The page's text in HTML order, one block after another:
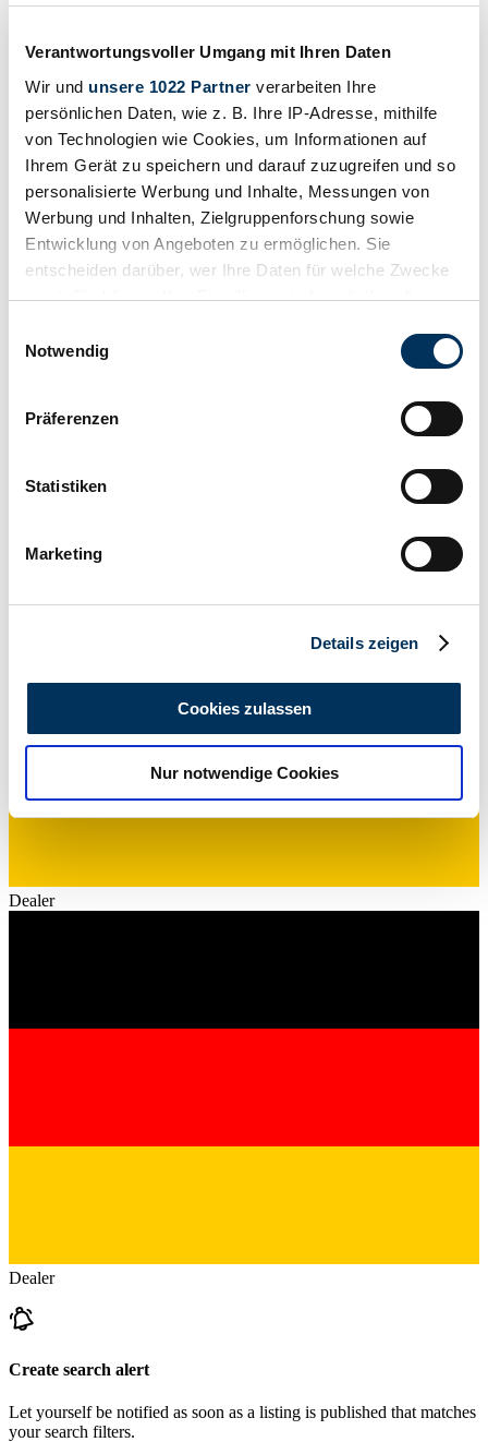
Verantwortungsvoller Umgang mit Ihren Daten
Wir und unsere 1022 Partner verarbeiten Ihre
persönlichen Daten, wie z. B. Ihre IP-Adresse, mithilfe
von Technologien wie Cookies, um Informationen auf
Ihrem Gerät zu speichern und darauf zuzugreifen und so
personalisierte Werbung und Inhalte, Messungen von
Werbung und Inhalten, Zielgruppenforschung sowie
Entwicklung von Angeboten zu ermöglichen. Sie
entscheiden darüber, wer Ihre Daten für welche Zwecke
nutzt. Sie können Ihre Einwilligung jederzeit über die
Trigger Symbol ändern oder widerrufen
Informationen über Ihre geografische Lage
können
bestimmten Merkmalen (Fingerprinting) identifizieren
Erfahren Sie mehr darüber, wie Ihre persönlichen Daten
analysieren. Außerdem geben wir Informationen zu Ihrer
Verwendung unserer Website an unsere Partner für
soziale Medien, Werbung und Analysen weiter. Unsere
gesammelt haben.
Notwendig
Präferenzen
Statistiken
Marketing
Details zeigen
Cookies zulassen
Nur notwendige Cookies
Body style
600 km
Dealer
Dealer
Create search alert
Let yourself be notified as soon as a listing is published that matches
your search filters.